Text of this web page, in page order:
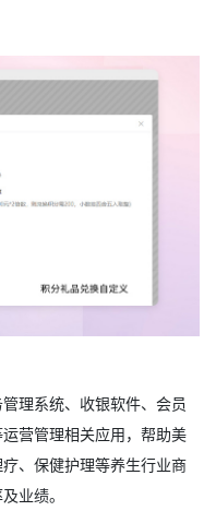
理系统、收银软件、会员
营管理相关应用，帮助美
、保健护理等养生行业商
业绩。